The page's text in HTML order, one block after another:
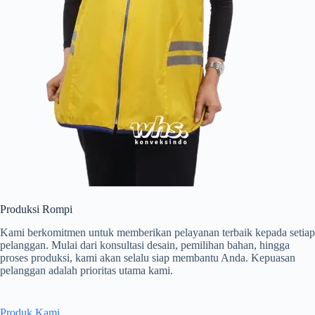
Produksi Rompi
Kami berkomitmen untuk memberikan pelayanan terbaik kepada setiap
pelanggan. Mulai dari konsultasi desain, pemilihan bahan, hingga
proses produksi, kami akan selalu siap membantu Anda. Kepuasan
pelanggan adalah prioritas utama kami.
Produk Kami